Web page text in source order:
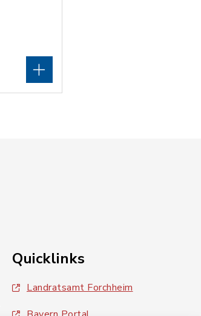
Quicklinks
Landratsamt Forchheim